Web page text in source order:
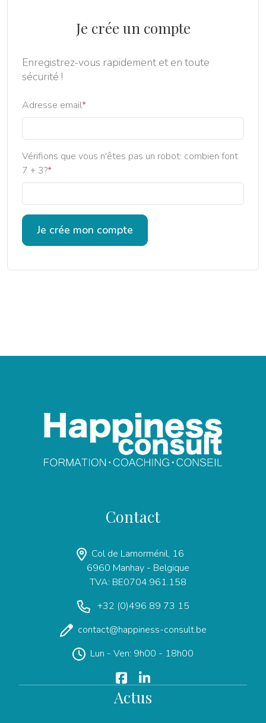
Je crée un compte
Enregistrez-vous rapidement et en toute
sécurité !
Adresse email
Vérifions que vous n'êtes pas un robot: combien font
7 + 3?
Je crée mon compte
Contact
Col de Lamorménil, 16
6960 Manhay - Belgique
TVA: BE0704.961.158
+32 (0)496 89 73 15
contact@happiness-consult.be
Lun - Ven: 9h00 - 18h00
Actus